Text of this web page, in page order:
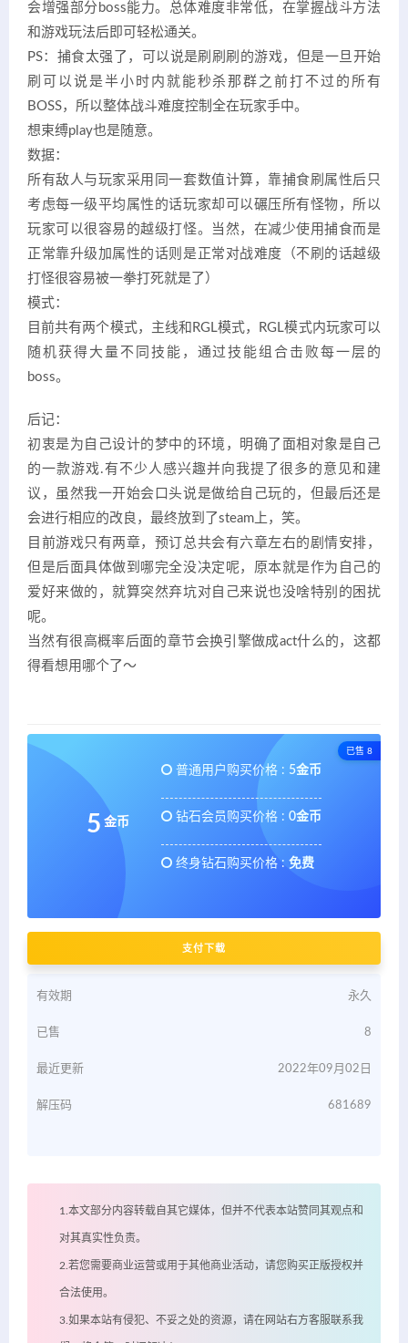
会增强部分boss能力。总体难度非常低，在掌握战斗方法
和游戏玩法后即可轻松通关。
PS：捕食太强了，可以说是刷刷刷的游戏，但是一旦开始
刷可以说是半小时内就能秒杀那群之前打不过的所有
BOSS，所以整体战斗难度控制全在玩家手中。
想束缚play也是随意。
数据：
所有敌人与玩家采用同一套数值计算，靠捕食刷属性后只
考虑每一级平均属性的话玩家却可以碾压所有怪物，所以
玩家可以很容易的越级打怪。当然，在减少使用捕食而是
正常靠升级加属性的话则是正常对战难度（不刷的话越级
打怪很容易被一拳打死就是了）
模式：
目前共有两个模式，主线和RGL模式，RGL模式内玩家可以
随机获得大量不同技能，通过技能组合击败每一层的
boss。
后记：
初衷是为自己设计的梦中的环境，明确了面相对象是自己
的一款游戏.有不少人感兴趣并向我提了很多的意见和建
议，虽然我一开始会口头说是做给自己玩的，但最后还是
会进行相应的改良，最终放到了steam上，笑。
目前游戏只有两章，预订总共会有六章左右的剧情安排，
但是后面具体做到哪完全没决定呢，原本就是作为自己的
爱好来做的，就算突然弃坑对自己来说也没啥特别的困扰
呢。
当然有很高概率后面的章节会换引擎做成act什么的，这都
得看想用哪个了～
已售 8
5 金币
普通用户购买价格 : 5金币
钻石会员购买价格 : 0金币
终身钻石购买价格 : 免费
支付下载
有效期 永久
已售 8
最近更新 2022年09月02日
解压码 681689
1.本文部分内容转载自其它媒体，但并不代表本站赞同其观点和
对其真实性负责。
2.若您需要商业运营或用于其他商业活动，请您购买正版授权并
合法使用。
3.如果本站有侵犯、不妥之处的资源，请在网站右方客服联系我